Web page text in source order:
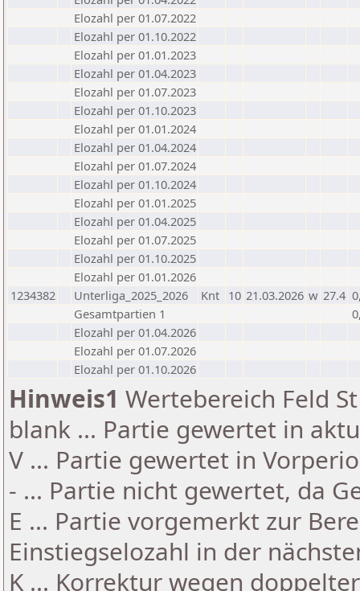
Elozahl per 01.07.2022
Elozahl per 01.10.2022
Elozahl per 01.01.2023
Elozahl per 01.04.2023
Elozahl per 01.07.2023
Elozahl per 01.10.2023
Elozahl per 01.01.2024
Elozahl per 01.04.2024
Elozahl per 01.07.2024
Elozahl per 01.10.2024
Elozahl per 01.01.2025
Elozahl per 01.04.2025
Elozahl per 01.07.2025
Elozahl per 01.10.2025
Elozahl per 01.01.2026
1234382
Unterliga_2025_2026 Knt 10 21.03.2026 w 27.4
Gesamtpartien 1
Elozahl per 01.04.2026
Elozahl per 01.07.2026
Elozahl per 01.10.2026
Hinweis1 Wertebereich Feld
blank ... Partie gewertet in
V ... Partie gewertet in
- ... Partie nicht gewertet, da
E ... Partie vorgemerkt zur
Einstiegselozahl in der
K ... Korrektur wegen